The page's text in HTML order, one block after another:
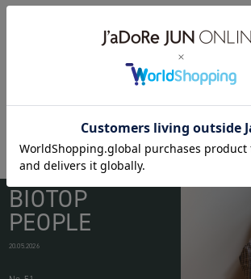
exemplaire
BIOTOP
PEOPLE
20.05.2026